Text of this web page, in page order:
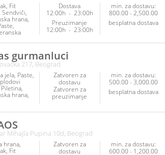
Fit
Sendviči
hrana
mora
Posna
Poslastice
Dostava
12:00h - 23:00h
Preuzimanje
12:00h - 23:00h
min. za dostavu:
800.00 - 2,500.00
besplatna dostava
gurmanluci
217, Beograd
jela Paste
Piletina
hrana
Roštilj
hrana
Zatvoren za
dostavu
Zatvoren za
preuzimanje
min. za dostavu:
500.00 - 3,000.00
besplatna dostava
Mihajla Pupina 10d, Beograd
hrana
Fit
Zatvoren za
dostavu
min. za dostavu:
600.00 - 1,200.00